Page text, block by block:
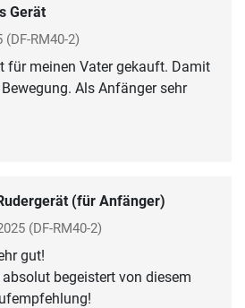
Gerät
(DF-RM40-2)
für meinen Vater gekauft. Damit
Als Anfänger sehr
(für Anfänger)
(DF-RM40-2)
gut!
begeistert von diesem